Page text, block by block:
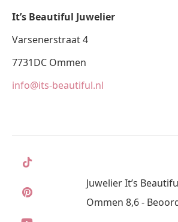
It’s Beautiful Juwelier
Varsenerstraat 4
7731DC Ommen
info@its-beautiful.nl
Juwelier It’s
Ommen 8,6 -